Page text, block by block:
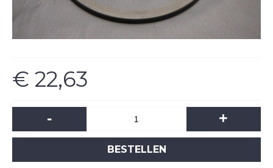
€ 22,63
- +
BESTELLEN